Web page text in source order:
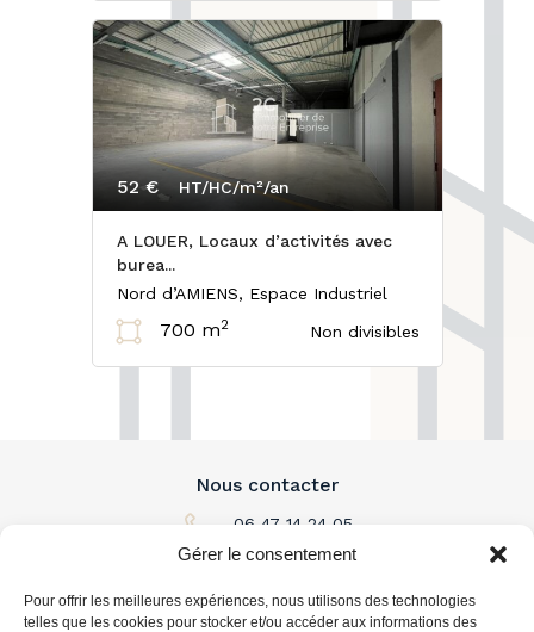
Gérer le consentement
Pour offrir les meilleures expériences, nous utilisons des technologies
telles que les cookies pour stocker et/ou accéder aux informations des
A LOUER, Locaux d’activités avec
burea...
Non divisibles
52 € HT/HC/m²/an
Nord d’AMIENS, Espace Industriel
700 m2
L'immobilier à louer
Nous contacter
06 47 14 24 05
Par email